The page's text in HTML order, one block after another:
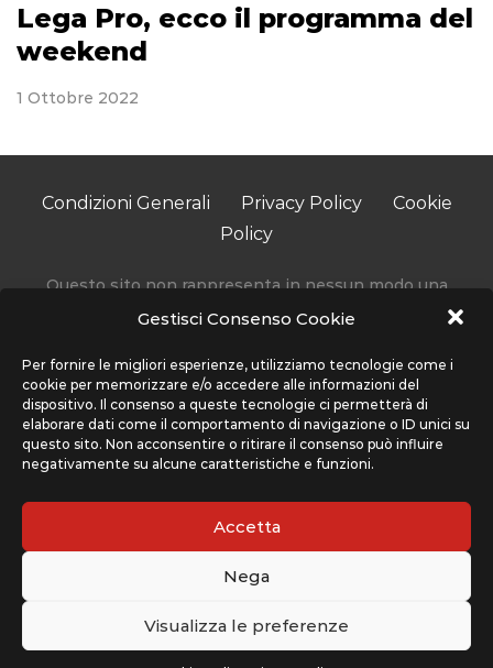
Gestisci Consenso Cookie
Per fornire le migliori esperienze, utilizziamo tecnologie come i
cookie per memorizzare e/o accedere alle informazioni del
dispositivo. Il consenso a queste tecnologie ci permetterà di
elaborare dati come il comportamento di navigazione o ID unici su
questo sito. Non acconsentire o ritirare il consenso può influire
negativamente su alcune caratteristiche e funzioni.
Accetta
Nega
Visualizza le preferenze
Lega Pro, ecco il programma del
weekend
1 Ottobre 2022
Condizioni Generali Privacy Policy
Cookie
Policy
Questo sito non rappresenta in nessun modo una
testata giornalistica in quanto viene aggiornato senza
Accedendo, usando o navigando sul nostro sito stai
accettando l’utilizzo di determinati cookie per migliorare
la tua esperienza. Sport Network non utilizza cookie che
interferiscono con la tua privacy, ma solo quelli che
migliorano l’uso del nostro sito, ti preghiamo di far
Policy per maggiori informazioni su come usiamo i cookie
e come cancellarli nel caso lo desiderassi.
Il sito www.cplaynews.it è gestito da Sport Network srl,
con sede legale a Piazza Indipendenza 11/B - 00185 Roma
(RM)
© 2022